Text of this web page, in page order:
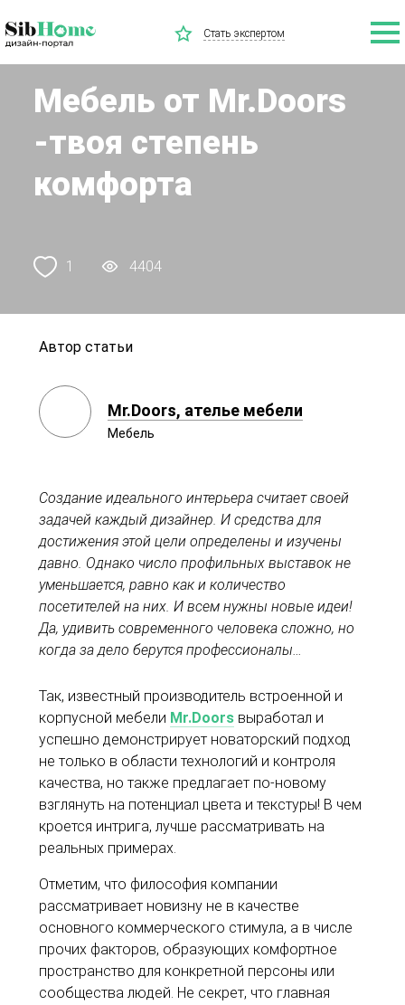
Стать экспертом
Мебель от Mr.Doors
-твоя степень
комфорта
1 4404
Автор статьи
Mr.Doors, ателье мебели
Мебель
Создание идеального интерьера считает своей
задачей каждый дизайнер. И средства для
достижения этой цели определены и изучены
давно. Однако число профильных выставок не
уменьшается, равно как и количество
посетителей на них. И всем нужны новые идеи!
Да, удивить современного человека сложно, но
когда за дело берутся профессионалы…
Так, известный производитель встроенной и
корпусной мебели Mr.Doors выработал и
успешно демонстрирует новаторский подход
не только в области технологий и контроля
качества, но также предлагает по-новому
взглянуть на потенциал цвета и текстуры! В чем
кроется интрига, лучше рассматривать на
реальных примерах.
Отметим, что философия компании
рассматривает новизну не в качестве
основного коммерческого стимула, а в числе
прочих факторов, образующих комфортное
пространство для конкретной персоны или
сообщества людей. Не секрет, что главная